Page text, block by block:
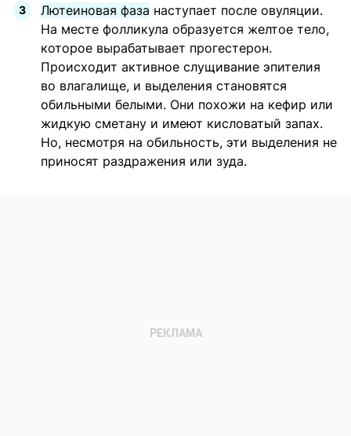
Лютеиновая фаза наступает после овуляции.
На месте фолликула образуется желтое тело,
которое вырабатывает прогестерон.
Происходит активное слущивание эпителия
во влагалище, и выделения становятся
обильными белыми. Они похожи на кефир или
жидкую сметану и имеют кисловатый запах.
Но, несмотря на обильность, эти выделения не
приносят раздражения или зуда.